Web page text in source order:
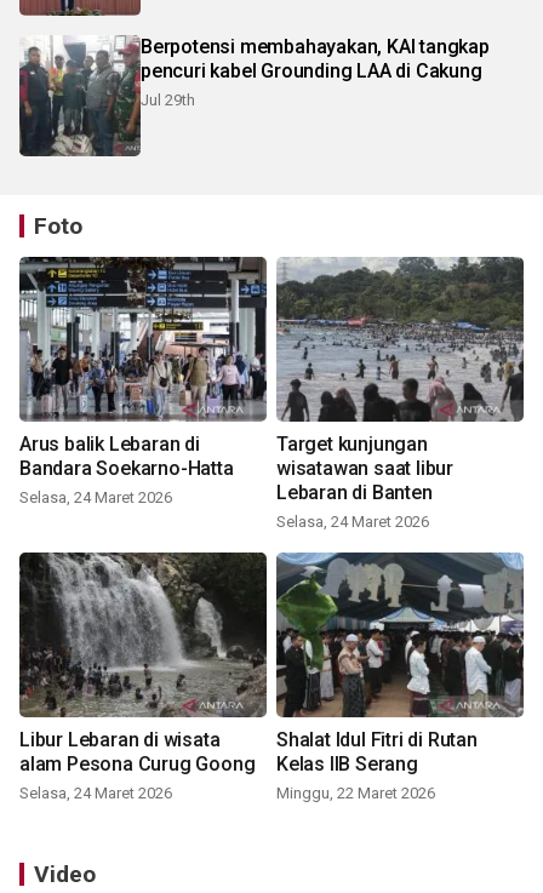
Berpotensi membahayakan, KAI tangkap
pencuri kabel Grounding LAA di Cakung
Jul 29th
Foto
Arus balik Lebaran di
Bandara Soekarno-Hatta
Selasa, 24 Maret 2026
Target kunjungan
wisatawan saat libur
Lebaran di Banten
Selasa, 24 Maret 2026
Libur Lebaran di wisata
alam Pesona Curug Goong
Selasa, 24 Maret 2026
Shalat Idul Fitri di Rutan
Kelas IIB Serang
Minggu, 22 Maret 2026
Video